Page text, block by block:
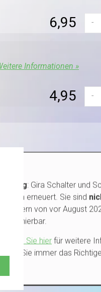
6,95 -
Informationen »
4,95 -
die Verwendung mit
Mauer ist neben der
Wichtig: Gira Schalter und
wurden erneuert. Sie sind
Schaltern von vor August
kombinierbar.
Klicken Sie hier für weitere
damit Sie immer das